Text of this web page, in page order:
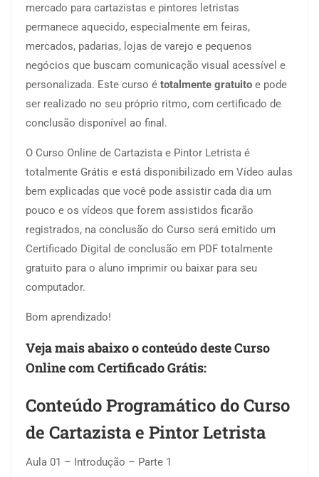
mercado para cartazistas e pintores letristas
permanece aquecido, especialmente em feiras,
mercados, padarias, lojas de varejo e pequenos
negócios que buscam comunicação visual acessível e
personalizada. Este curso é totalmente gratuito e pode
ser realizado no seu próprio ritmo, com certificado de
conclusão disponível ao final.
O Curso Online de Cartazista e Pintor Letrista é
totalmente Grátis e está disponibilizado em Vídeo aulas
bem explicadas que você pode assistir cada dia um
pouco e os vídeos que forem assistidos ficarão
registrados, na conclusão do Curso será emitido um
Certificado Digital de conclusão em PDF totalmente
gratuito para o aluno imprimir ou baixar para seu
computador.
Bom aprendizado!
Veja mais abaixo o conteúdo deste Curso
Online com Certificado Grátis:
Conteúdo Programático do Curso
de Cartazista e Pintor Letrista
Aula 01 – Introdução – Parte 1